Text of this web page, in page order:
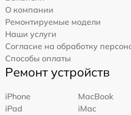
О компании
Ремонтируемые модели
Наши услуги
Согласие на обработку
Способы оплаты
Ремонт устройств
iPhone
MacBook
iPad
iMac